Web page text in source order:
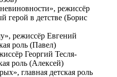
режиссёр
герой в детстве (Борис
режиссёр Евгений
роль (Павел)
Георгий Тесля-
роль (Алексей)
главная детская роль